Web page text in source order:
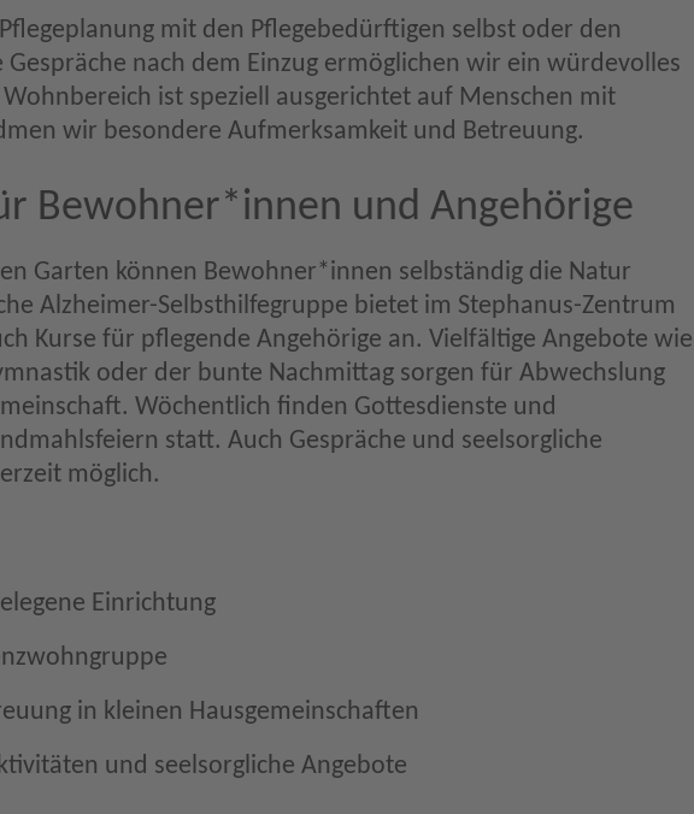
mit den Pflegebedürftigen selbst oder den
nach dem Einzug ermöglichen wir ein würdevolles
ist speziell ausgerichtet auf Menschen mit
wir besondere Aufmerksamkeit und Betreuung.
Bewohner*innen und Angehörige
Garten können Bewohner*innen selbständig die Natur
Alzheimer-Selbsthilfegruppe bietet im Stephanus-Zentrum
Kurse für pflegende Angehörige an. Vielfältige Angebote wie
oder der bunte Nachmittag sorgen für Abwechslung
Wöchentlich finden Gottesdienste und
statt. Auch Gespräche und seelsorgliche
möglich.
Einrichtung
in kleinen Hausgemeinschaften
und seelsorgliche Angebote